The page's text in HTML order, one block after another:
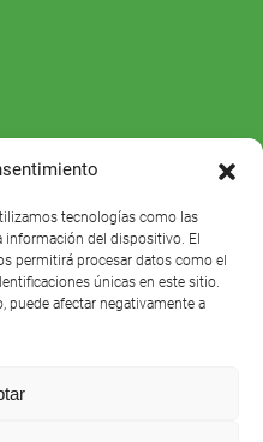
tecnologías como las
información del dispositivo. El
permitirá procesar datos como el
únicas en este sitio.
puede afectar negativamente a